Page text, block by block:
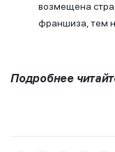
возмещена
франшиза, тем
Подробнее